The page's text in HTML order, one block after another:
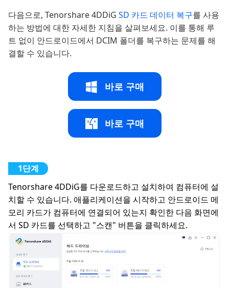
다음으로, Tenorshare 4DDiG SD 카드 데이터 복구를 사용
하는 방법에 대한 자세한 지침을 살펴보세요. 이를 통해 루
트 없이 안드로이드에서 DCIM 폴더를 복구하는 문제를 해
결할 수 있습니다.
바로 구매
바로 구매
Tenorshare 4DDiG를 다운로드하고 설치하여 컴퓨터에 설
치할 수 있습니다. 애플리케이션을 시작하고 안드로이드 메
모리 카드가 컴퓨터에 연결되어 있는지 확인한 다음 화면에
서 SD 카드를 선택하고 "스캔" 버튼을 클릭하세요.